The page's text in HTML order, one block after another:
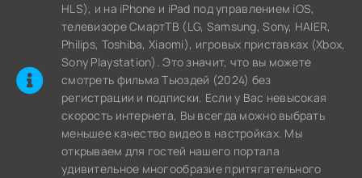
HLS), и на iPhone и iPad под управлением iOS,
телевизоре СмартТВ (LG, Samsung, Sony, HAIER,
Philips, Toshiba, Xiaomi), игровых приставках (Xbox,
Sony Playstation). Это значит, что вы можете
cмотреть фильма Тьюздей (2024) без
регистрации и подписки. Если у Вас невысокая
скорость интернета, Вы всегда можно выбрать
меньшее качество видео в настройках. Мы
открываем для гостей нашего портала
удивительное многообразие притягательного